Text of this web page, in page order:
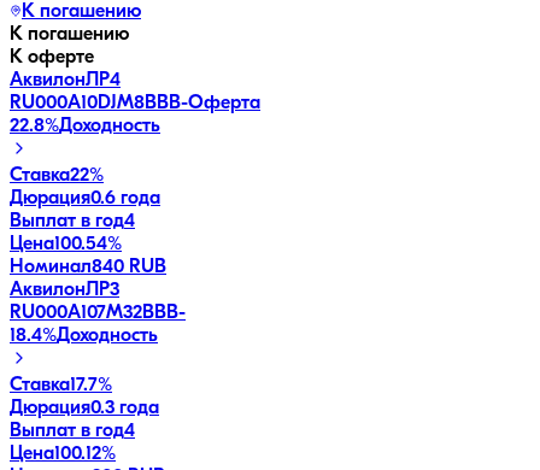
К погашению
К погашению
К оферте
АквилонЛP4
RU000A10DJM8BBB-Оферта
22.8%Доходность
Ставка22%
Дюрация0.6 года
Выплат в год4
Цена100.54%
Номинал840 RUB
АквилонЛP3
RU000A107M32BBB-
18.4%Доходность
Ставка17.7%
Дюрация0.3 года
Выплат в год4
Цена100.12%